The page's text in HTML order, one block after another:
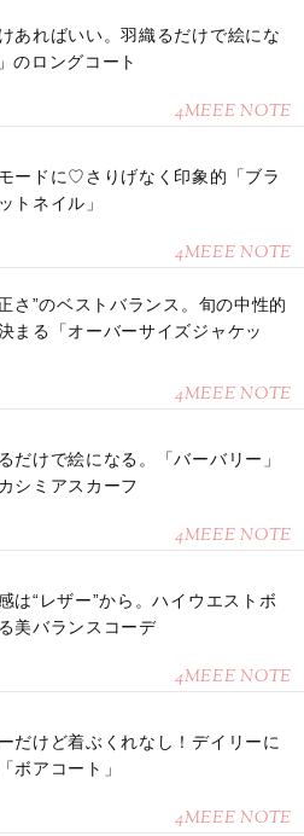
あればいい。羽織るだけで絵にな
のロングコート
4MEEE NOTE
ードに♡さりげなく印象的「ブラ
トネイル」
4MEEE NOTE
さ”のベストバランス。旬の中性的
まる「オーバーサイズジャケッ
4MEEE NOTE
だけで絵になる。「バーバリー」
シミアスカーフ
4MEEE NOTE
は“レザー”から。ハイウエストボ
美バランスコーデ
4MEEE NOTE
だけど着ぶくれなし！デイリーに
ボアコート」
4MEEE NOTE